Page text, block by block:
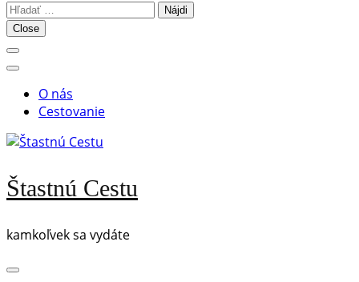
Hľadať:
Close
O nás
Cestovanie
Štastnú Cestu
kamkoľvek sa vydáte